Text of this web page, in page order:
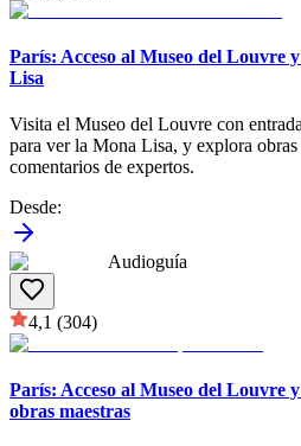
París: Acceso al Museo del Louvre
Lisa
Visita el Museo del Louvre con
para ver la Mona Lisa, y explora obras
comentarios de expertos.
Desde:
Audioguía
4,1 (304)
París: Acceso al Museo del Louvre
obras maestras